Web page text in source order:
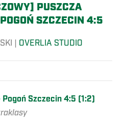
PUSZCZA
SZCZECIN 4:5
| OVERLIA STUDIO
Szczecin 4:5 (1:2)